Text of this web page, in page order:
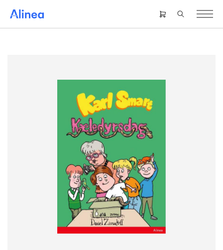
hovedindhold
Header
right